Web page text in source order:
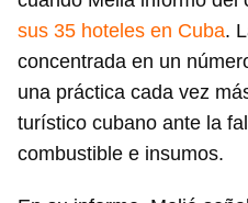
sus 35 hoteles en Cuba.
concentrada en un
una práctica cada vez
turístico cubano ante la
combustible e insumos.